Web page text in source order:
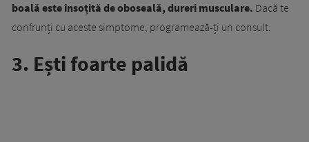
boală este însoțită de oboseală, dureri musculare. Dacă te
confrunți cu aceste simptome, programează-ți un consult.
3. Ești foarte palidă